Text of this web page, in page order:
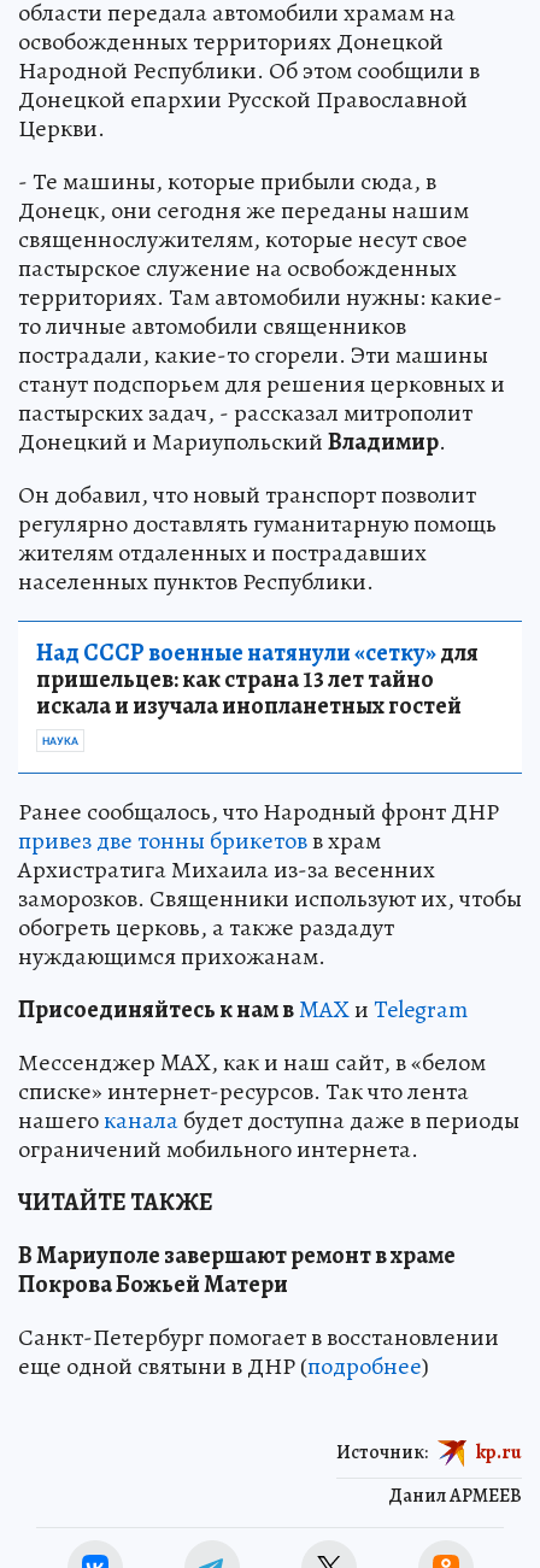
области передала автомобили храмам на
освобожденных территориях Донецкой
Народной Республики. Об этом сообщили в
Донецкой епархии Русской Православной
Церкви.
- Те машины, которые прибыли сюда, в
Донецк, они сегодня же переданы нашим
священнослужителям, которые несут свое
пастырское служение на освобожденных
территориях. Там автомобили нужны: какие-
то личные автомобили священников
пострадали, какие-то сгорели. Эти машины
станут подспорьем для решения церковных и
пастырских задач, - рассказал митрополит
Донецкий и МариупольскийВладимир.
Он добавил, что новый транспорт позволит
регулярно доставлять гуманитарную помощь
жителям отдаленных и пострадавших
населенных пунктов Республики.
Над СССР военные натянули «сетку»для
пришельцев: как страна 13 лет тайно
искала и изучала инопланетных гостей
НАУКА
Ранее сообщалось, что Народный фронт ДНР
привез две тонны брикетовв храм
Архистратига Михаила из-за весенних
заморозков. Священники используют их, чтобы
обогреть церковь, а также раздадут
нуждающимся прихожанам.
Присоединяйтесь к нам вMAXиTelegram
Мессенджер MAX, как и наш сайт, в «белом
списке» интернет-ресурсов. Так что лента
нашегоканалабудет доступна даже в периоды
ограничений мобильного интернета.
ЧИТАЙТЕ ТАКЖЕ
В Мариуполе завершают ремонт в храме
Покрова Божьей Матери
Санкт-Петербург помогает в восстановлении
еще одной святыни в ДНР (подробнее)
Данил АРМЕЕВ
Источник: kp.ru